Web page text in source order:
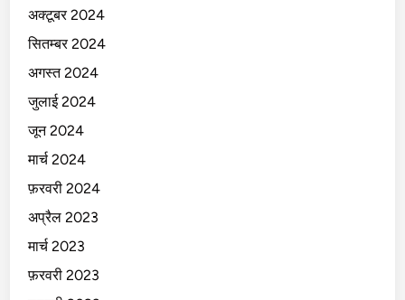
अक्टूबर 2024
सितम्बर 2024
अगस्त 2024
जुलाई 2024
जून 2024
मार्च 2024
फ़रवरी 2024
अप्रैल 2023
मार्च 2023
फ़रवरी 2023